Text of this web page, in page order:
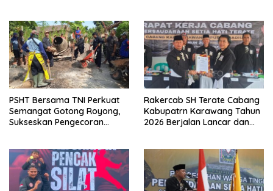
PSHT Bersama TNI Perkuat
Semangat Gotong Royong,
Sukseskan Pengecoran
Rakercab SH Terate Cabang
Kabupatrn Karawang Tahun
2026 Berjalan Lancar dan